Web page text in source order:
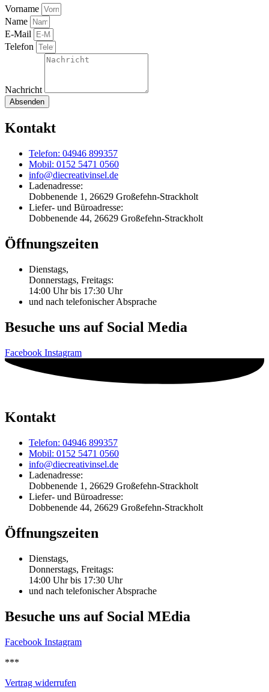
Vorname
Name
E-Mail
Telefon
Nachricht
Absenden
Kontakt
Telefon: 04946 899357
Mobil: 0152 5471 0560
info@diecreativinsel.de
Ladenadresse:
Dobbenende 1, 26629 Großefehn-Strackholt
Liefer- und Büroadresse:
Dobbenende 44, 26629 Großefehn-Strackholt
Öffnungszeiten
Dienstags,
Donnerstags, Freitags:
14:00 Uhr bis 17:30 Uhr
und nach telefonischer Absprache
Besuche uns auf Social Media
Facebook Instagram
Kontakt
Telefon: 04946 899357
Mobil: 0152 5471 0560
info@diecreativinsel.de
Ladenadresse:
Dobbenende 1, 26629 Großefehn-Strackholt
Liefer- und Büroadresse:
Dobbenende 44, 26629 Großefehn-Strackholt
Öffnungszeiten
Dienstags,
Donnerstags, Freitags:
14:00 Uhr bis 17:30 Uhr
und nach telefonischer Absprache
Besuche uns auf Social MEdia
Facebook Instagram
***
Vertrag widerrufen